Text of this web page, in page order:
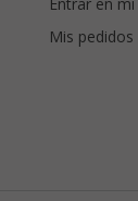
Mis pedidos